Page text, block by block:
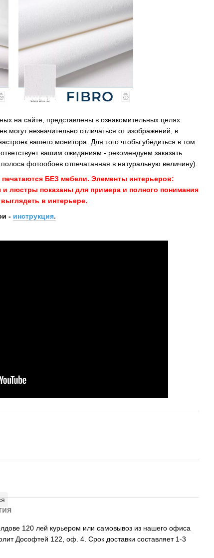
на сайте, представлены в ознакомительных целях.
могут незначительно отличаться от изображений, в
вашего монитора. Для того чтобы убедиться в том
вашим ожиданиям - рекомендуем заказать
фотообоев отпечатанная в натуральную величину).
БЕЗ мебели. Элементы интерьеров:
и люстры показаны для примера и полного понимания
в интерьере.
- инструкция.
120 лей курьером или самовывоз из нашего офиса
Дософтей 122, оф. 4. Срок доставки составляет 1-3